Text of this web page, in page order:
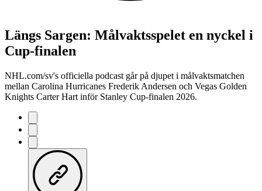
Längs Sargen: Målvaktsspelet en nyckel i
Cup-finalen
NHL.com/sv's officiella podcast går på djupet i målvaktsmatchen
mellan Carolina Hurricanes Frederik Andersen och Vegas Golden
Knights Carter Hart inför Stanley Cup-finalen 2026.